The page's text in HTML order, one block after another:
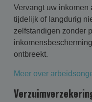
Vervangt uw inkomen
tijdelijk of langdurig
zelfstandigen zonder
ontbreekt.
Meer over